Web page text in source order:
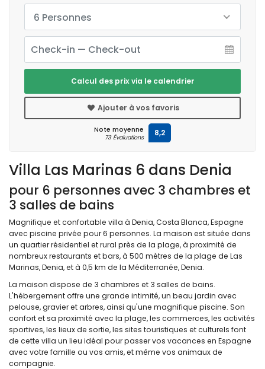
Villa Las Marinas 6 dans Denia
pour 6 personnes avec 3 chambres et
3 salles de bains
Magnifique et confortable villa à Denia, Costa Blanca, Espagne
avec piscine privée pour 6 personnes. La maison est située dans
un quartier résidentiel et rural près de la plage, à proximité de
nombreux restaurants et bars, à 500 mètres de la plage de Las
Marinas, Denia, et à 0,5 km de la Méditerranée, Denia.
La maison dispose de 3 chambres et 3 salles de bains.
L'hébergement offre une grande intimité, un beau jardin avec
pelouse, gravier et arbres, ainsi qu'une magnifique piscine. Son
confort et sa proximité avec la plage, les commerces, les activités
sportives, les lieux de sortie, les sites touristiques et culturels font
de cette villa un lieu idéal pour passer vos vacances en Espagne
avec votre famille ou vos amis, et même vos animaux de
compagnie.
6 Personnes
Calcul des prix via le calendrier
Ajouter à vos favoris
Note moyenne
73 Évaluations 8,2